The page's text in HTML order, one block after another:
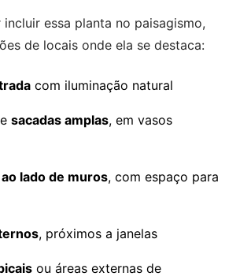
incluir essa planta no paisagismo,
de locais onde ela se destaca:
com iluminação natural
e sacadas amplas, em vasos
lado de muros, com espaço para
, próximos a janelas
ou áreas externas de